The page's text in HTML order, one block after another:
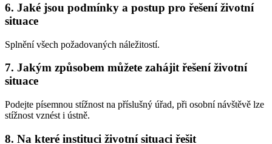
6. Jaké jsou podmínky a postup pro řešení životní
situace
Splnění všech požadovaných náležitostí.
7. Jakým způsobem můžete zahájit řešení životní
situace
Podejte písemnou stížnost na příslušný úřad, při osobní návštěvě lze
stížnost vznést i ústně.
8. Na které instituci životní situaci řešit